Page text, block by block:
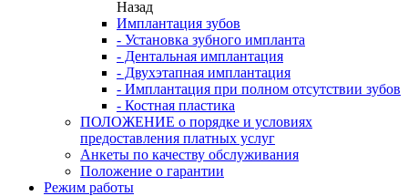
Назад
Имплантация зубов
- Установка зубного импланта
- Дентальная имплантация
- Двухэтапная имплантация
- Имплантация при полном отсутствии зубов
- Костная пластика
ПОЛОЖЕНИЕ о порядке и условиях
предоставления платных услуг
Анкеты по качеству обслуживания
Положение о гарантии
Режим работы